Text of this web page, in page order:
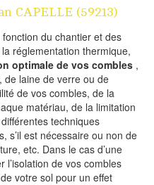
CAPELLE (59213)
fonction du chantier et des
réglementation thermique,
optimale de vos combles ,
de laine de verre ou de
de vos combles, de la
matériau, de la limitation
techniques
s’il est nécessaire ou non de
etc. Dans le cas d’une
l’isolation de vos combles
votre sol pour un effet